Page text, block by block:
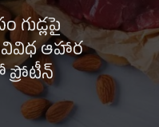
ఆహార
ప్రోటీన్